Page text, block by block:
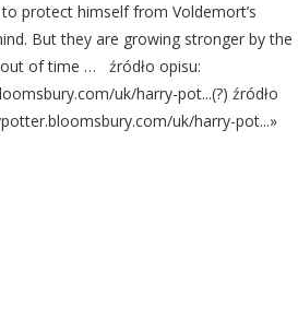
protect himself from Voldemort’s
But they are growing stronger by the
of time … źródło opisu:
uk/harry-pot...(?) źródło
uk/harry-pot...»